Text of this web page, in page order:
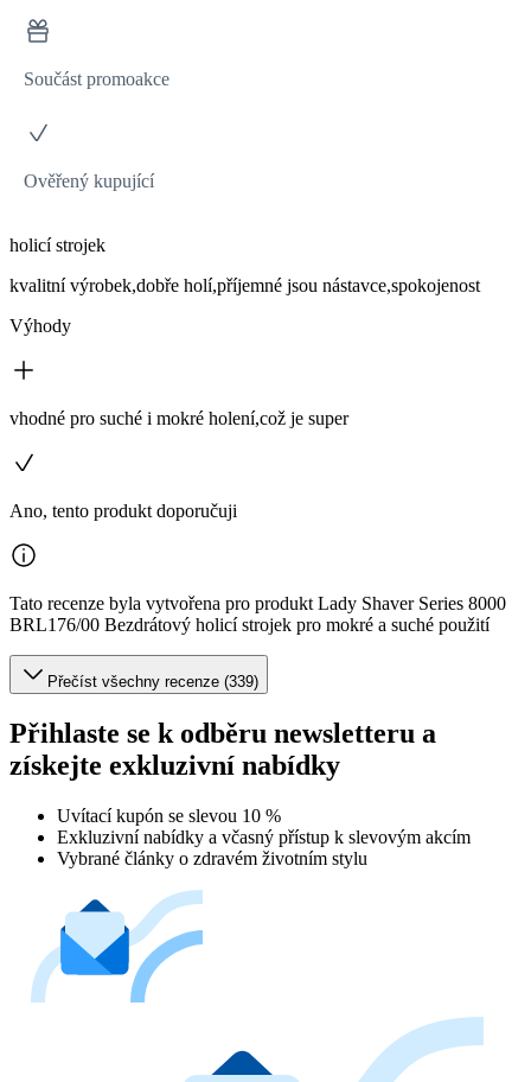
Součást promoakce
Ověřený kupující
holicí strojek
kvalitní výrobek,dobře holí,příjemné jsou nástavce,spokojenost
Výhody
vhodné pro suché i mokré holení,což je super
Ano, tento produkt doporučuji
Tato recenze byla vytvořena pro produkt Lady Shaver Series 8000
BRL176/00 Bezdrátový holicí strojek pro mokré a suché použití
Přečíst všechny recenze (339)
Přihlaste se k odběru newsletteru a
získejte exkluzivní nabídky
Uvítací kupón se slevou 10 %
Exkluzivní nabídky a včasný přístup k slevovým akcím
Vybrané články o zdravém životním stylu